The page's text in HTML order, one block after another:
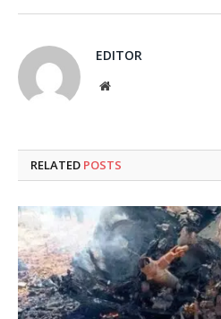
EDITOR
Website
RELATED POSTS